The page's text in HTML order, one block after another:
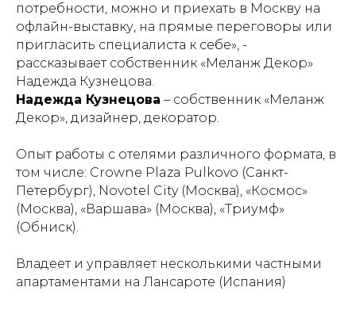
потребности, можно и приехать в Москву на
офлайн-выставку, на прямые переговоры или
пригласить специалиста к себе», -
рассказывает собственник «Меланж Декор»
Надежда Кузнецова.
Надежда Кузнецова – собственник «Меланж
Декор», дизайнер, декоратор.
Опыт работы с отелями различного формата, в
том числе: Crowne Plaza Pulkovo (Санкт-
Петербург), Novotel City (Москва), «Космос»
(Москва), «Варшава» (Москва), «Триумф»
(Обниск).
Владеет и управляет несколькими частными
апартаментами на Лансароте (Испания)